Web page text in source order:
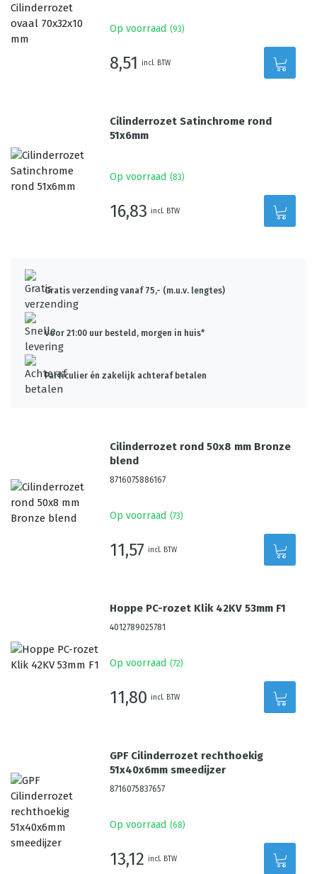
Op voorraad (93)
8,51 incl. BTW
Cilinderrozet Satinchrome rond
51x6mm
Op voorraad (83)
16,83 incl. BTW
Gratis verzending vanaf 75,- (m.u.v. lengtes)
Voor 21:00 uur besteld, morgen in huis*
Particulier én zakelijk achteraf betalen
Cilinderrozet rond 50x8 mm Bronze
blend
8716075886167
Op voorraad (73)
11,57 incl. BTW
Hoppe PC-rozet Klik 42KV 53mm F1
4012789025781
Op voorraad (72)
11,80 incl. BTW
GPF Cilinderrozet rechthoekig
51x40x6mm smeedijzer
8716075837657
Op voorraad (68)
13,12 incl. BTW